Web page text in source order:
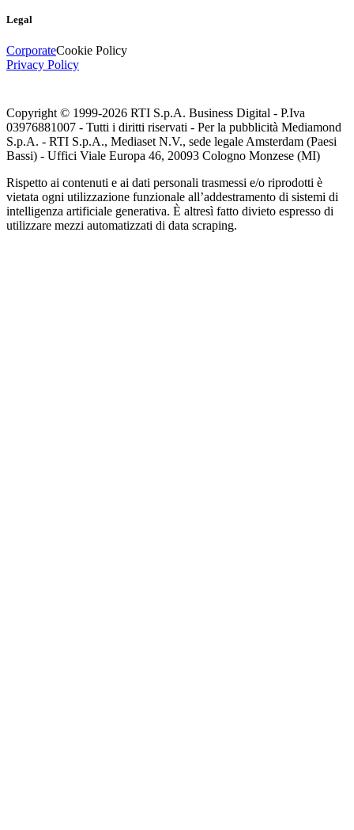
Legal
CorporateCookie Policy
Privacy Policy
Copyright © 1999-2026 RTI S.p.A. Business Digital - P.Iva
03976881007 - Tutti i diritti riservati - Per la pubblicità Mediamond
S.p.A. - RTI S.p.A., Mediaset N.V., sede legale Amsterdam (Paesi
Bassi) - Uffici Viale Europa 46, 20093 Cologno Monzese (MI)
Rispetto ai contenuti e ai dati personali trasmessi e/o riprodotti è
vietata ogni utilizzazione funzionale all’addestramento di sistemi di
intelligenza artificiale generativa. È altresì fatto divieto espresso di
utilizzare mezzi automatizzati di data scraping.